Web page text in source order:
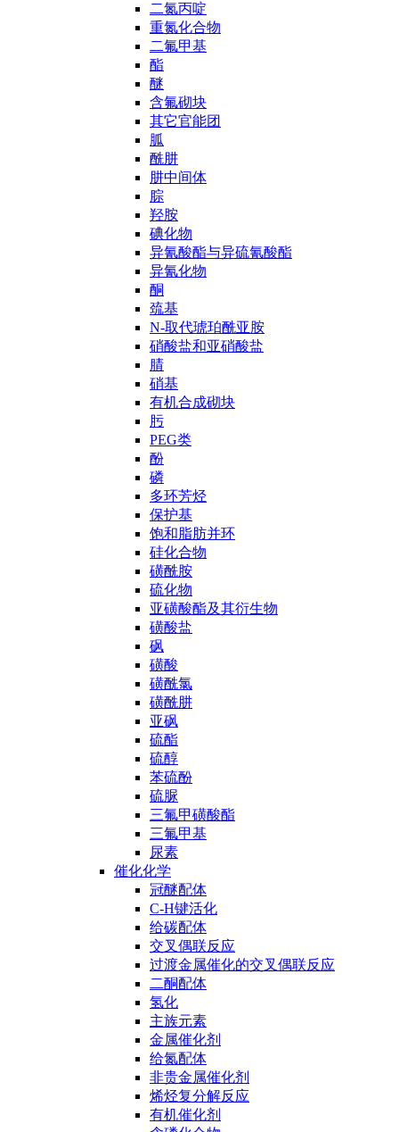
二氮丙啶
重氮化合物
二氟甲基
酯
醚
含氟砌块
其它官能团
胍
酰肼
肼中间体
腙
羟胺
碘化物
异氰酸酯与异硫氰酸酯
异氰化物
酮
巯基
N-取代琥珀酰亚胺
硝酸盐和亚硝酸盐
腈
硝基
有机合成砌块
肟
PEG类
酚
磷
多环芳烃
保护基
饱和脂肪并环
硅化合物
磺酰胺
硫化物
亚磺酸酯及其衍生物
磺酸盐
砜
磺酸
磺酰氯
磺酰肼
亚砜
硫酯
硫醇
苯硫酚
硫脲
三氟甲磺酸酯
三氟甲基
尿素
催化化学
冠醚配体
C-H键活化
给碳配体
交叉偶联反应
过渡金属催化的交叉偶联反应
二酮配体
氢化
主族元素
金属催化剂
给氮配体
非贵金属催化剂
烯烃复分解反应
有机催化剂